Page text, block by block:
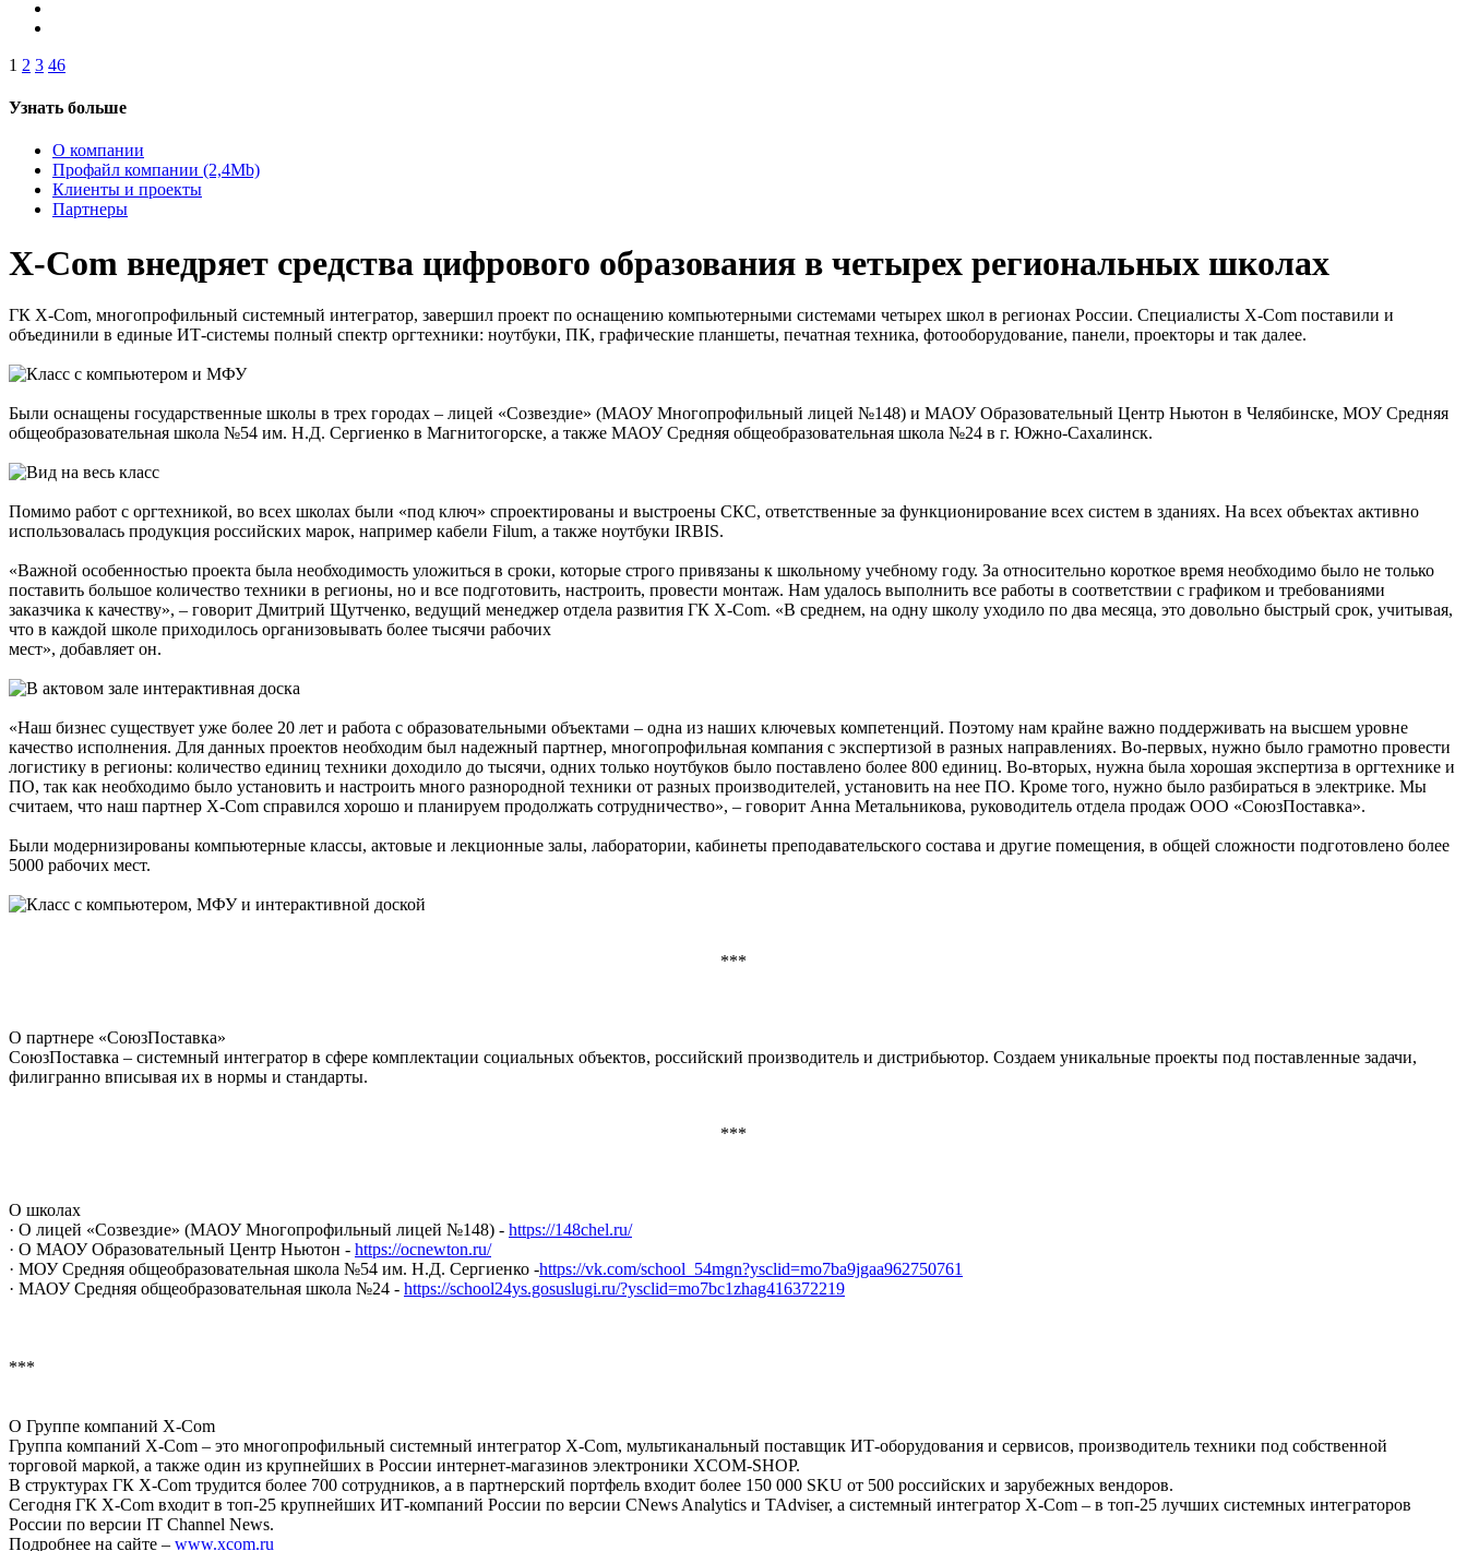
1 2 3 46
Узнать больше
О компании
Профайл компании (2,4Mb)
Клиенты и проекты
Партнеры
X-Com внедряет средства цифрового образования в четырех региональных школах
ГК X-Com, многопрофильный системный интегратор, завершил проект по оснащению компьютерными системами четырех школ в регионах России. Специалисты X-Com поставили и
объединили в единые ИТ-системы полный спектр оргтехники: ноутбуки, ПК, графические планшеты, печатная техника, фотооборудование, панели, проекторы и так далее.
Были оснащены государственные школы в трех городах – лицей «Созвездие» (МАОУ Многопрофильный лицей №148) и МАОУ Образовательный Центр Ньютон в Челябинске, МОУ Средняя
общеобразовательная школа №54 им. Н.Д. Сергиенко в Магнитогорске, а также МАОУ Средняя общеобразовательная школа №24 в г. Южно-Сахалинск.
Помимо работ с оргтехникой, во всех школах были «под ключ» спроектированы и выстроены СКС, ответственные за функционирование всех систем в зданиях. На всех объектах активно
использовалась продукция российских марок, например кабели Filum, а также ноутбуки IRBIS.
«Важной особенностью проекта была необходимость уложиться в сроки, которые строго привязаны к школьному учебному году. За относительно короткое время необходимо было не только
поставить большое количество техники в регионы, но и все подготовить, настроить, провести монтаж. Нам удалось выполнить все работы в соответствии с графиком и требованиями
заказчика к качеству», – говорит Дмитрий Щутченко, ведущий менеджер отдела развития ГК X-Com. «В среднем, на одну школу уходило по два месяца, это довольно быстрый срок, учитывая,
что в каждой школе приходилось организовывать более тысячи рабочих
мест», добавляет он.
«Наш бизнес существует уже более 20 лет и работа с образовательными объектами – одна из наших ключевых компетенций. Поэтому нам крайне важно поддерживать на высшем уровне
качество исполнения. Для данных проектов необходим был надежный партнер, многопрофильная компания с экспертизой в разных направлениях. Во-первых, нужно было грамотно провести
логистику в регионы: количество единиц техники доходило до тысячи, одних только ноутбуков было поставлено более 800 единиц. Во-вторых, нужна была хорошая экспертиза в оргтехнике и
ПО, так как необходимо было установить и настроить много разнородной техники от разных производителей, установить на нее ПО. Кроме того, нужно было разбираться в электрике. Мы
считаем, что наш партнер X-Com справился хорошо и планируем продолжать сотрудничество», – говорит Анна Метальникова, руководитель отдела продаж ООО «СоюзПоставка».
Были модернизированы компьютерные классы, актовые и лекционные залы, лаборатории, кабинеты преподавательского состава и другие помещения, в общей сложности подготовлено более
5000 рабочих мест.
***
О партнере «СоюзПоставка»
СоюзПоставка – системный интегратор в сфере комплектации социальных объектов, российский производитель и дистрибьютор. Создаем уникальные проекты под поставленные задачи,
филигранно вписывая их в нормы и стандарты.
***
О школах
· О лицей «Созвездие» (МАОУ Многопрофильный лицей №148) - https://148chel.ru/
· О МАОУ Образовательный Центр Ньютон - https://ocnewton.ru/
· МОУ Средняя общеобразовательная школа №54 им. Н.Д. Сергиенко -https://vk.com/school_54mgn?ysclid=mo7ba9jgaa962750761
· МАОУ Средняя общеобразовательная школа №24 - https://school24ys.gosuslugi.ru/?ysclid=mo7bc1zhag416372219
***
О Группе компаний X-Com
Группа компаний X-Com – это многопрофильный системный интегратор X-Com, мультиканальный поставщик ИТ-оборудования и сервисов, производитель техники под собственной
торговой маркой, а также один из крупнейших в России интернет-магазинов электроники XCOM-SHOP.
В структурах ГК X-Com трудится более 700 сотрудников, а в партнерский портфель входит более 150 000 SKU от 500 российских и зарубежных вендоров.
Сегодня ГК X-Com входит в топ-25 крупнейших ИТ-компаний России по версии CNews Analytics и TAdviser, а системный интегратор X-Com – в топ-25 лучших системных интеграторов
России по версии IT Channel News.
Подробнее на сайте – www.xcom.ru